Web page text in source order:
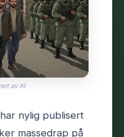
av KI
nylig publisert
massedrap på